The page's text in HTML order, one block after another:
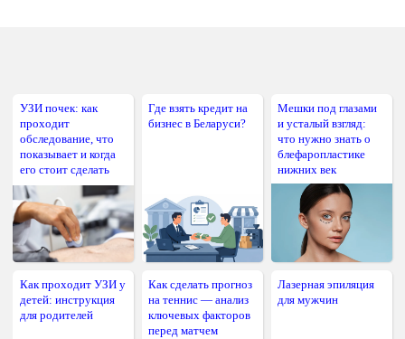
УЗИ почек: как
проходит
обследование, что
показывает и когда
его стоит сделать
Где взять кредит на
бизнес в Беларуси?
Мешки под глазами
и усталый взгляд:
что нужно знать о
блефаропластике
нижних век
Как проходит УЗИ у
детей: инструкция
для родителей
Как сделать прогноз
на теннис — анализ
ключевых факторов
перед матчем
Лазерная эпиляция
для мужчин